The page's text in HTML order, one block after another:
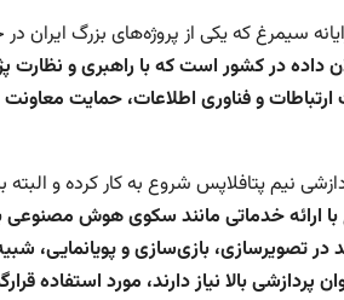
سیمرغ که یکی از پروژه‌های بزرگ ایران در
داده در کشور است که با راهبری و نظارت
ارتباطات و فناوری اطلاعات، حمایت
با ارائه خدماتی مانند سکوی هوش
در تصویرسازی، بازی‌سازی و پویانمایی،
بالا نیاز دارند، مورد استفاده